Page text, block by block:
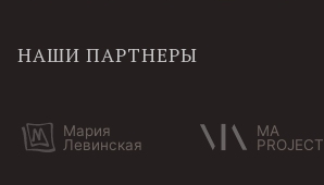
НАШИ ПАРТНЕРЫ
Мария
Левинская
MA
PROJECT